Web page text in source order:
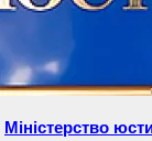
Міністерство